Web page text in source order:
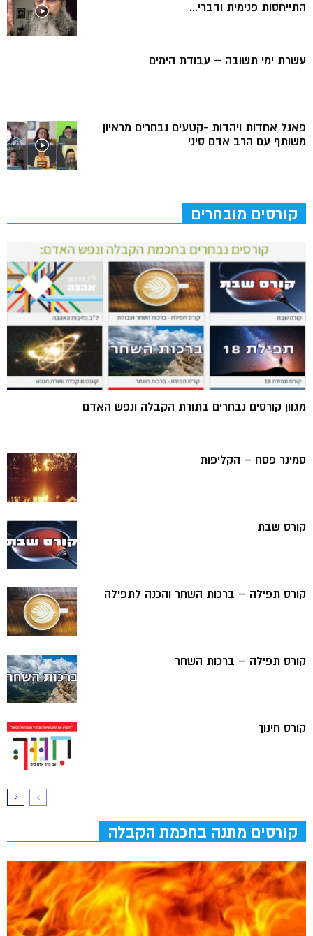
התייחסות פנימית ודברי...
עשרת ימי תשובה – עבודת הימים
פאנל אחדות ויהדות -קטעים נבחרים מראיון
משותף עם הרב אדם סיני
קורסים מובחרים
מגוון קורסים נבחרים בתורת הקבלה ונפש האדם
סמינר פסח – הקליפות
קורס שבת
קורס תפילה – ברכות השחר והכנה לתפילה
קורס תפילה – ברכות השחר
קורס חינוך
קורסים מתנה בחכמת הקבלה